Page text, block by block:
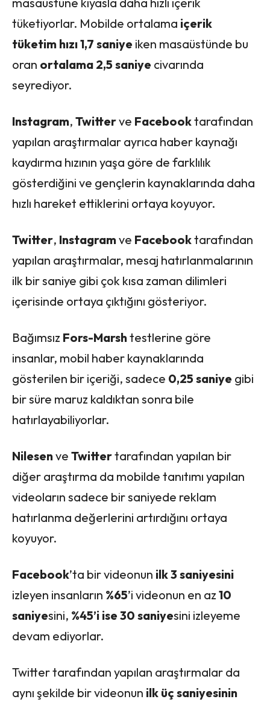
tüketiyorlar. Mobilde ortalama içerik
tüketim hızı 1,7 saniye iken masaüstünde bu
oran ortalama 2,5 saniye civarında
seyrediyor.
Instagram, Twitterve Facebooktarafından
yapılan araştırmalar ayrıca haber kaynağı
kaydırma hızının yaşa göre de farklılık
gösterdiğini ve gençlerin kaynaklarında daha
hızlı hareket ettiklerini ortaya koyuyor.
Twitter, Instagramve Facebooktarafından
yapılan araştırmalar, mesaj hatırlanmalarının
ilk bir saniye gibi çok kısa zaman dilimleri
içerisinde ortaya çıktığını gösteriyor.
Bağımsız Fors-Marshtestlerine göre
insanlar, mobil haber kaynaklarında
gösterilen bir içeriği, sadece 0,25 saniye gibi
bir süre maruz kaldıktan sonra bile
hatırlayabiliyorlar.
Nilesenve Twittertarafından yapılan bir
diğer araştırma da mobilde tanıtımı yapılan
videoların sadece bir saniyede reklam
hatırlanma değerlerini artırdığını ortaya
koyuyor.
Facebook’ta bir videonun ilk 3 saniyesini
izleyen insanların %65’i videonun en az 10
saniyesini, %45’i ise 30 saniyesini izleyeme
devam ediyorlar.
Twitter tarafından yapılan araştırmalar da
aynı şekilde bir videonun ilk üç saniyesinin